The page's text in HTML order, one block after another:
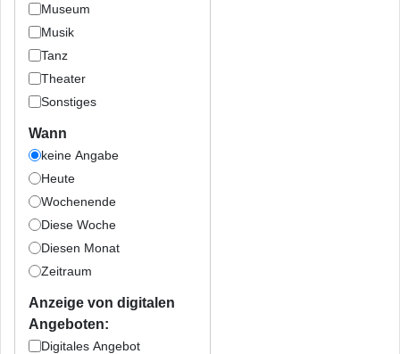
Museum
Musik
Tanz
Theater
Sonstiges
Wann
keine Angabe
Heute
Wochenende
Diese Woche
Diesen Monat
Zeitraum
Anzeige von digitalen
Angeboten:
Digitales Angebot